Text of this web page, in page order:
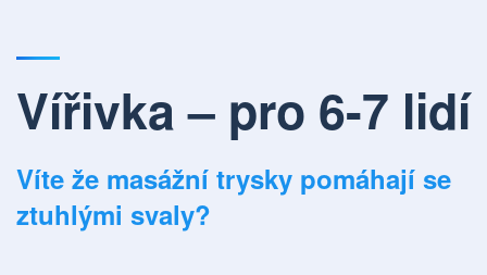
Vířivka – pro 6-7 lidí
Víte že masážní trysky pomáhají se
ztuhlými svaly?